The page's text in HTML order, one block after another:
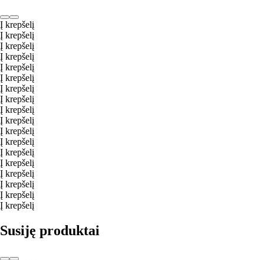
Į krepšelį
Į krepšelį
Į krepšelį
Į krepšelį
Į krepšelį
Į krepšelį
Į krepšelį
Į krepšelį
Į krepšelį
Į krepšelį
Į krepšelį
Į krepšelį
Į krepšelį
Į krepšelį
Į krepšelį
Į krepšelį
Į krepšelį
Į krepšelį
Susiję produktai